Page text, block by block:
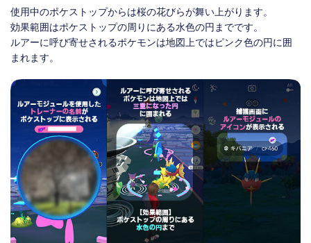
使用中のポケストップからは桜の花びらが舞い上がります。
効果範囲はポケストップの周りにある水色の円までです。
ルアーに呼び寄せされるポケモンは地図上ではピンク色の円に囲
まれます。